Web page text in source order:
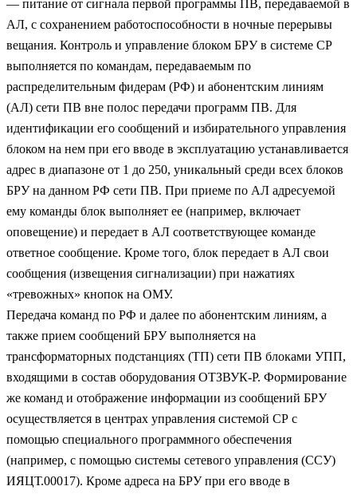
— питание от сигнала первой программы ПВ, передаваемой в
АЛ, с сохранением работоспособности в ночные перерывы
вещания. Контроль и управление блоком БРУ в системе СР
выполняется по командам, передаваемым по
распределительным фидерам (РФ) и абонентским линиям
(АЛ) сети ПВ вне полос передачи программ ПВ. Для
идентификации его сообщений и избирательного управления
блоком на нем при его вводе в эксплуатацию устанавливается
адрес в диапазоне от 1 до 250, уникальный среди всех блоков
БРУ на данном РФ сети ПВ. При приеме по АЛ адресуемой
ему команды блок выполняет ее (например, включает
оповещение) и передает в АЛ соответствующее команде
ответное сообщение. Кроме того, блок передает в АЛ свои
сообщения (извещения сигнализации) при нажатиях
«тревожных» кнопок на ОМУ.
Передача команд по РФ и далее по абонентским линиям, а
также прием сообщений БРУ выполняется на
трансформаторных подстанциях (ТП) сети ПВ блоками УПП,
входящими в состав оборудования ОТЗВУК-Р. Формирование
же команд и отображение информации из сообщений БРУ
осуществляется в центрах управления системой СР с
помощью специального программного обеспечения
(например, с помощью системы сетевого управления (ССУ)
ИЯЦТ.00017). Кроме адреса на БРУ при его вводе в